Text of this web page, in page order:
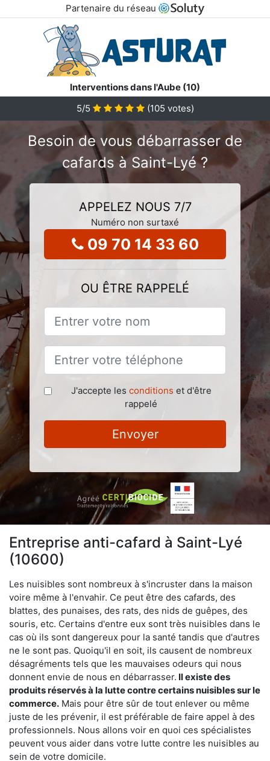
Partenaire du réseau
Interventions dans l'Aube (10)
5/5 (105 votes)
Besoin de vous débarrasser de
cafards à Saint-Lyé ?
APPELEZ NOUS 7/7
Numéro non surtaxé
09 70 14 33 60
OU ÊTRE RAPPELÉ
J'accepte les conditions et d'être
rappelé
Envoyer
Entreprise anti-cafard à Saint-Lyé
(10600)
Les nuisibles sont nombreux à s'incruster dans la maison
voire même à l'envahir. Ce peut être des cafards, des
blattes, des punaises, des rats, des nids de guêpes, des
souris, etc. Certains d'entre eux sont très nuisibles dans le
cas où ils sont dangereux pour la santé tandis que d'autres
ne le sont pas. Quoiqu'il en soit, ils causent de nombreux
désagréments tels que les mauvaises odeurs qui nous
donnent envie de nous en débarrasser. Il existe des
produits réservés à la lutte contre certains nuisibles sur le
commerce. Mais pour être sûr de tout enlever ou même
juste de les prévenir, il est préférable de faire appel à des
professionnels. Nous allons voir en quoi ces spécialistes
peuvent vous aider dans votre lutte contre les nuisibles au
sein de votre domicile.